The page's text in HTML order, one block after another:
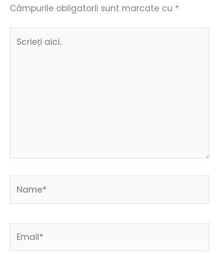
Câmpurile obligatorii sunt marcate cu *